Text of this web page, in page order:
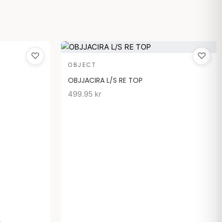
♡ ♡
OBJECT
OBJJACIRA L/S RE TOP
499.95 kr